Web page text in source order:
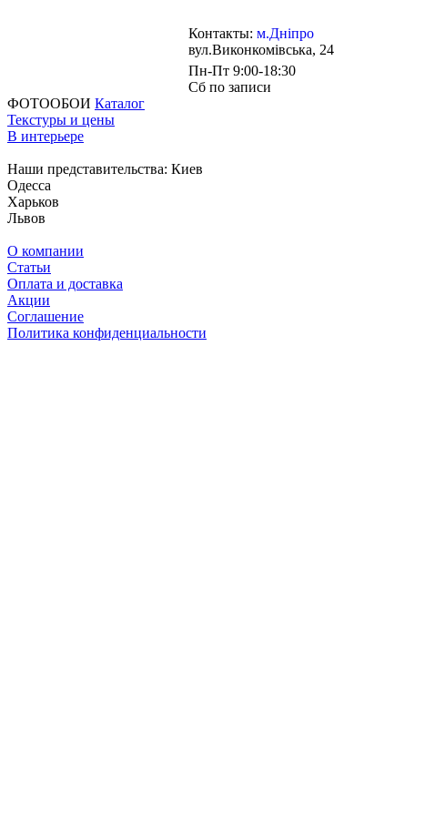
Контакты: м.Дніпро
вул.Виконкомівська, 24
Пн-Пт 9:00-18:30
Сб по записи
ФОТООБОИ Каталог
Текстуры и цены
В интерьере
Наши представительства: Киев
Одесса
Харьков
Львов
О компании
Статьи
Оплата и доставка
Акции
Соглашение
Политика конфиденциальности